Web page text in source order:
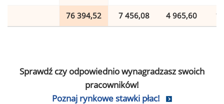
76 394,52 7 456,08 4 965,60 1
Sprawdź czy odpowiednio wynagradzasz swoich
pracowników!
Poznaj rynkowe stawki płac!